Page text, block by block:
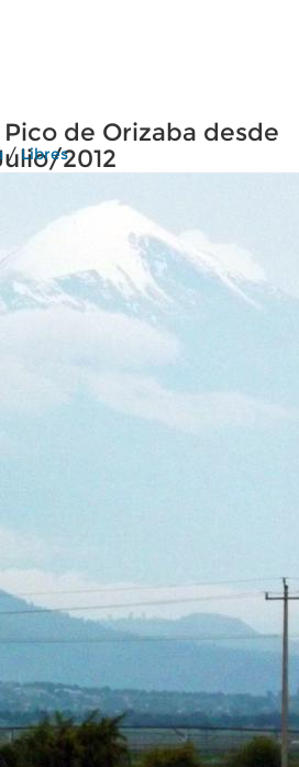
de Orizaba desde
2012
/Libres